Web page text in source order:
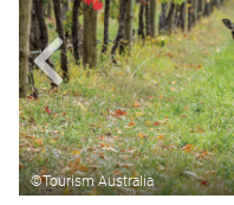
©Tourism Australia